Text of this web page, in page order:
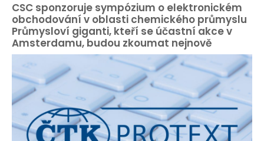
CSC sponzoruje sympózium o elektronickém
obchodování v oblasti chemického průmyslu
Průmysloví giganti, kteří se účastní akce v
Amsterdamu, budou zkoumat nejnově